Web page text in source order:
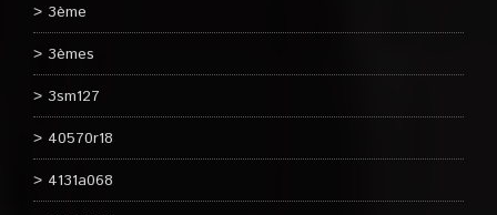
3ème
3èmes
3sm127
40570r18
4131a068